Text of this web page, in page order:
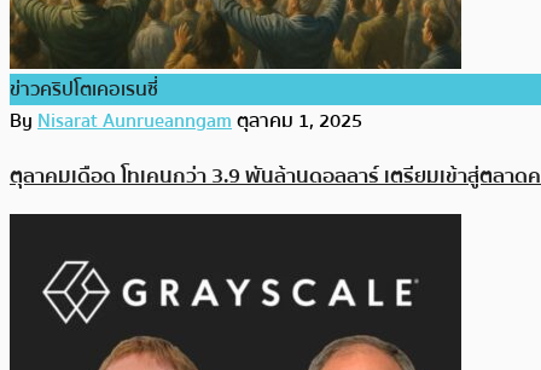
ข่าวคริปโตเคอเรนซี่
ByNisarat Aunrueanngamตุลาคม 1, 2025
ตุลาคมเดือด โทเคนกว่า 3.9 พันล้านดอลลาร์ เตรียมเข้าสู่ตลา